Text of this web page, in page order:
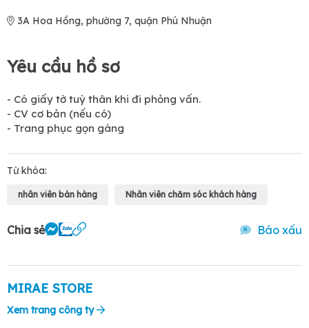
3A Hoa Hồng, phường 7, quận Phú Nhuận
Yêu cầu hồ sơ
- Có giấy tờ tuỳ thân khi đi phỏng vấn.
- CV cơ bản (nếu có)
- Trang phục gọn gàng
Từ khóa:
nhân viên bán hàng Nhân viên chăm sóc khách hàng
Chia sẻ Báo xấu
MIRAE STORE
Xem trang công ty